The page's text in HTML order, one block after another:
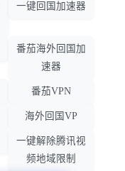
一键回国加速器
番茄海外回国加
速器
番茄VPN
海外回国VP
一键解除腾讯视
频地域限制